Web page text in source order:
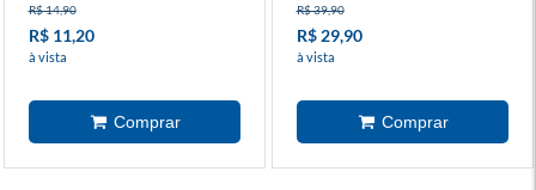
R$ 14,90
R$ 11,20
à vista
R$ 39,90
R$ 29,90
à vista